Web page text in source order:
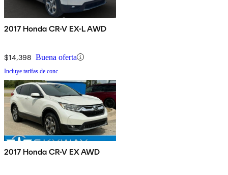
2017 Honda CR-V EX-L AWD
$14,398 Buena oferta
Incluye tarifas de conc.
2017 Honda CR-V EX AWD